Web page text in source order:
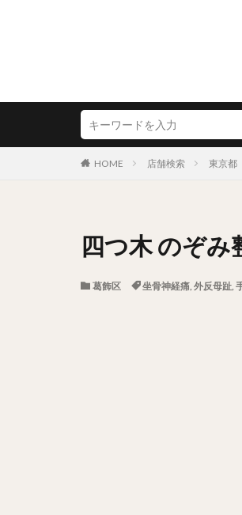
HOME 店舗検索 東京都
四つ木 のぞみ
葛飾区 坐骨神経痛, 外反母趾,